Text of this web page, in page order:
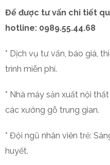
Để được tư vấn chi tiết
hotline: 0989.55.44.68
* Dịch vụ tư vấn, báo giá,
trình miễn phí.
* Nhà máy sản xuất nội
các xưởng gỗ trung gian.
* Đội ngũ nhân viên trẻ:
huyết.